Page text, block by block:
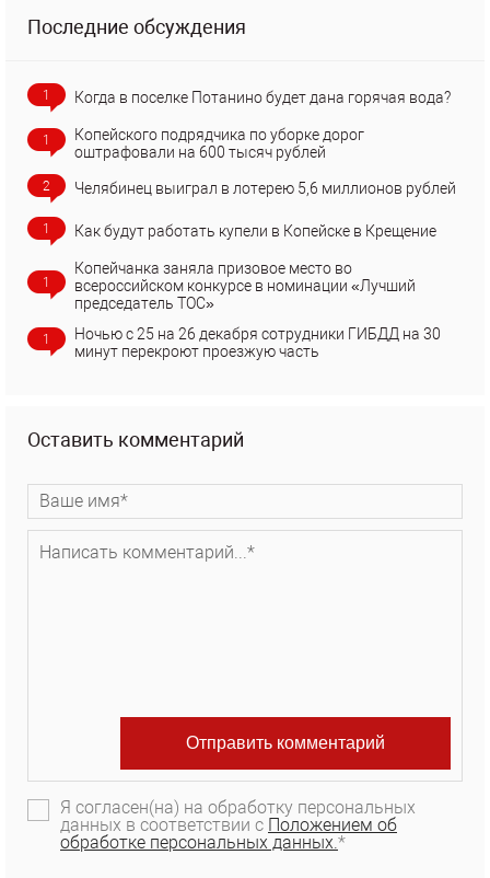
Последние обсуждения
1 Когда в поселке Потанино будет дана горячая вода?
1
Копейского подрядчика по уборке дорог
оштрафовали на 600 тысяч рублей
2 Челябинец выиграл в лотерею 5,6 миллионов рублей
1 Как будут работать купели в Копейске в Крещение
1
Копейчанка заняла призовое место во
всероссийском конкурсе в номинации «Лучший
председатель ТОС»
1
Ночью с 25 на 26 декабря сотрудники ГИБДД на 30
минут перекроют проезжую часть
Оставить комментарий
Я согласен(на) на обработку персональных
данных в соответствии с Положением об
обработке персональных данных.*